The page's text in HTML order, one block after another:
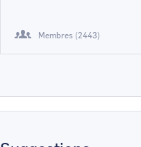
Membres (2443)